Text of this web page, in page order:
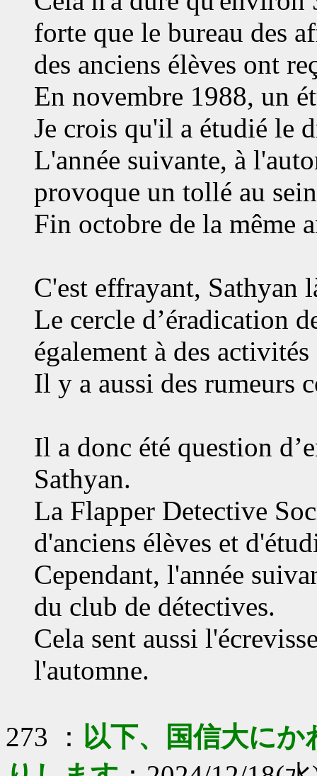
forte que le bureau des
des anciens élèves ont
En novembre 1988, un
Je crois qu'il a étudié le
L'année suivante, à
provoque un tollé au
Fin octobre de la même
C'est effrayant, Sathyan
Le cercle d’éradication
également à des
Il y a aussi des rumeurs
Il a donc été question
Sathyan.
La Flapper Detective
d'anciens élèves et
Cependant, l'année
du club de détectives.
Cela sent aussi
l'automne.
273 ： 以下、国信大に